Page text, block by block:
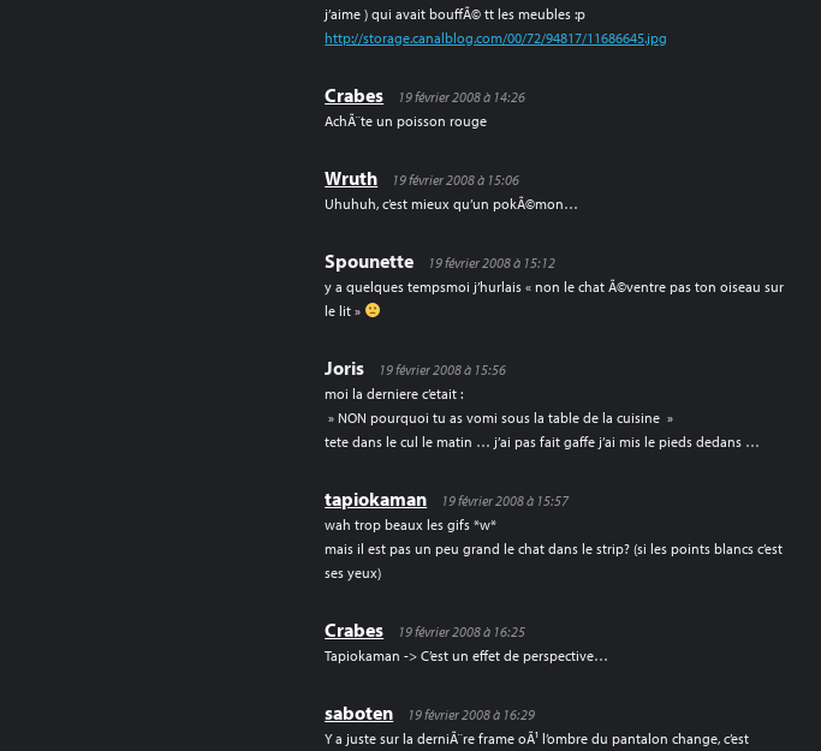
j’aime ) qui avait bouffÃ© tt les meubles :p
http://storage.canalblog.com/00/72/94817/11686645.jpg
Crabes
19 février 2008 à 14:26
AchÃ¨te un poisson rouge
Wruth
19 février 2008 à 15:06
Uhuhuh, c’est mieux qu’un pokÃ©mon…
Spounette
19 février 2008 à 15:12
y a quelques tempsmoi j’hurlais « non le chat Ã©ventre pas ton oiseau sur
le lit »
Joris
19 février 2008 à 15:56
moi la derniere c’etait :
» NON pourquoi tu as vomi sous la table de la cuisine »
tete dans le cul le matin … j’ai pas fait gaffe j’ai mis le pieds dedans …
tapiokaman
19 février 2008 à 15:57
wah trop beaux les gifs *w*
mais il est pas un peu grand le chat dans le strip? (si les points blancs c’est
ses yeux)
Crabes
19 février 2008 à 16:25
Tapiokaman -> C’est un effet de perspective…
saboten
19 février 2008 à 16:29
Y a juste sur la derniÃ¨re frame oÃ¹ l’ombre du pantalon change, c’est